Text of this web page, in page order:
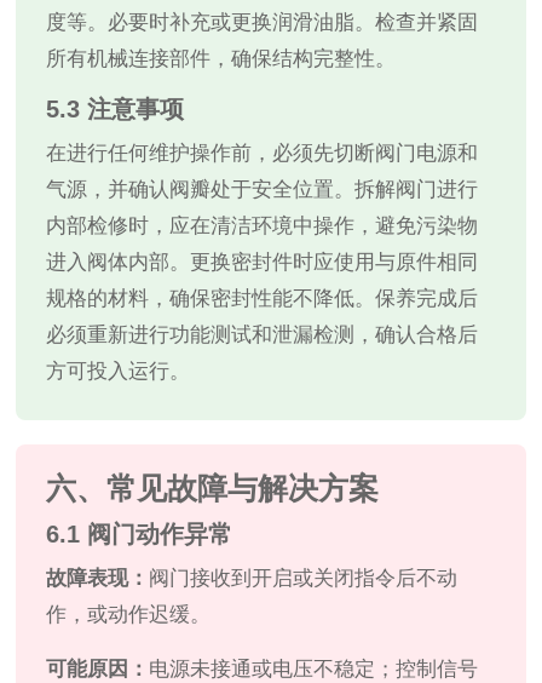
度等。必要时补充或更换润滑油脂。检查并紧固
所有机械连接部件，确保结构完整性。
5.3 注意事项
在进行任何维护操作前，必须先切断阀门电源和
气源，并确认阀瓣处于安全位置。拆解阀门进行
内部检修时，应在清洁环境中操作，避免污染物
进入阀体内部。更换密封件时应使用与原件相同
规格的材料，确保密封性能不降低。保养完成后
必须重新进行功能测试和泄漏检测，确认合格后
方可投入运行。
六、常见故障与解决方案
6.1 阀门动作异常
故障表现： 阀门接收到开启或关闭指令后不动
作，或动作迟缓。
可能原因： 电源未接通或电压不稳定；控制信号